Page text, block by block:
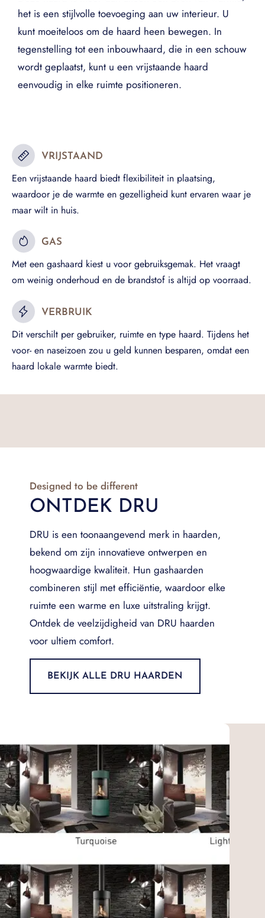
het is een stijlvolle toevoeging aan uw interieur. U
kunt moeiteloos om de haard heen bewegen. In
tegenstelling tot een inbouwhaard, die in een schouw
wordt geplaatst, kunt u een vrijstaande haard
eenvoudig in elke ruimte positioneren.
VRIJSTAAND
Een vrijstaande haard biedt flexibiliteit in plaatsing,
waardoor je de warmte en gezelligheid kunt ervaren waar je
maar wilt in huis.
GAS
Met een gashaard kiest u voor gebruiksgemak. Het vraagt
om weinig onderhoud en de brandstof is altijd op voorraad.
VERBRUIK
Dit verschilt per gebruiker, ruimte en type haard. Tijdens het
voor- en naseizoen zou u geld kunnen besparen, omdat een
haard lokale warmte biedt.
Designed to be different
ONTDEK DRU
DRU is een toonaangevend merk in haarden,
bekend om zijn innovatieve ontwerpen en
hoogwaardige kwaliteit. Hun gashaarden
combineren stijl met efficiëntie, waardoor elke
ruimte een warme en luxe uitstraling krijgt.
Ontdek de veelzijdigheid van DRU haarden
voor ultiem comfort.
BEKIJK ALLE DRU HAARDEN